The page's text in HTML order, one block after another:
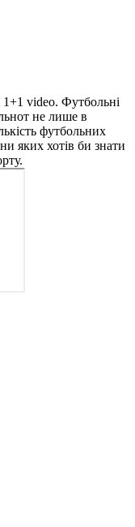
video. Футбольні
не лише в
футбольних
яких хотів би знати